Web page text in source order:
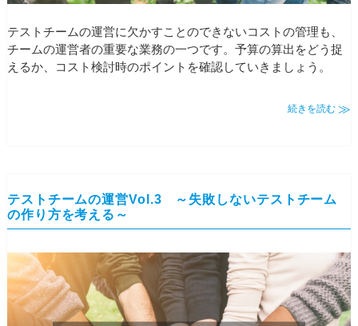
テストチームの運営に欠かすことのできないコストの管理も、
チームの運営者の重要な業務の一つです。予算の算出をどう捉
えるか、コスト検討時のポイントを確認していきましょう。
続きを読む
テストチームの運営Vol.3 ～失敗しないテストチーム
の作り方を考える～